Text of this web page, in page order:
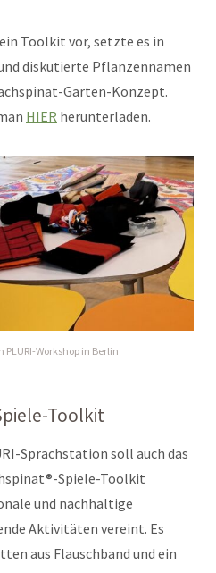
Toolkit vor, setzte es in
diskutierte Pflanzennamen
Garten-Konzept.
HIER herunterladen.
Workshop in Berlin
Toolkit
Sprachstation soll auch das
Spiele-Toolkit
und nachhaltige
Aktivitäten vereint. Es
aus Flauschband und ein